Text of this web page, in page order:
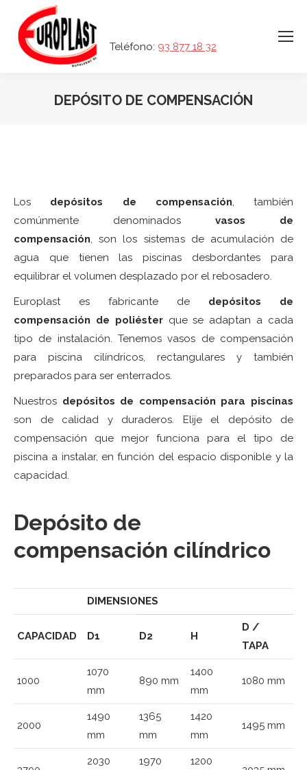
Teléfono: 93 877 18 32
DEPÓSITO DE COMPENSACIÓN
Los depósitos de compensación, también
comúnmente denominados vasos de
compensación, son los sistemas de acumulación de
agua que tienen las piscinas desbordantes para
equilibrar el volumen desplazado por el rebosadero.
Europlast es fabricante de depósitos de
compensación de poliésterque se adaptan a cada
tipo de instalación. Tenemos vasos de compensación
para piscina cilíndricos, rectangulares y también
preparados para ser enterrados.
Nuestros depósitos de compensación para piscinas
son de calidad y duraderos. Elije el depósito de
compensación que mejor funciona para el tipo de
piscina a instalar, en función del espacio disponible y la
capacidad.
Depósito de
compensación cilíndrico
DIMENSIONES
CAPACIDAD D1 D2 H
D /
TAPA
1000
1070
mm
890 mm
1400
mm
1080 mm
2000
1490
mm
1365
mm
1420
mm
1495 mm
2030
1970
1200